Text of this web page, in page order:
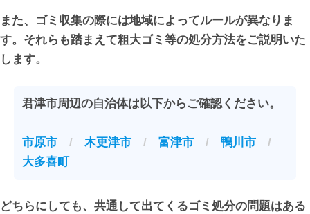
また、ゴミ収集の際には地域によってルールが異なりま
す。それらも踏まえて粗大ゴミ等の処分方法をご説明いた
します。
君津市周辺の自治体は以下からご確認ください。
市原市 / 木更津市 / 富津市 / 鴨川市 /
大多喜町
どちらにしても、共通して出てくるゴミ処分の問題はある